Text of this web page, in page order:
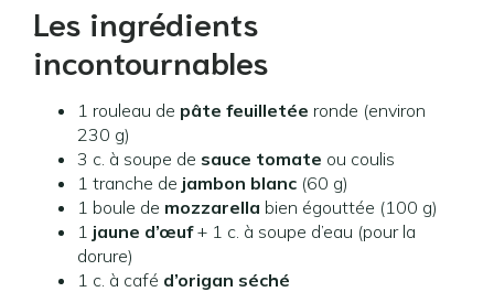
Les ingrédients
incontournables
1 rouleau de pâte feuilletée ronde (environ
230 g)
3 c. à soupe de sauce tomate ou coulis
1 tranche de jambon blanc (60 g)
1 boule de mozzarella bien égouttée (100 g)
1 jaune d’œuf+ 1 c. à soupe d’eau (pour la
dorure)
1 c. à café d’origan séché